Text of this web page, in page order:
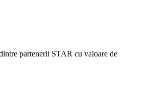
partenerii STAR cu valoare de